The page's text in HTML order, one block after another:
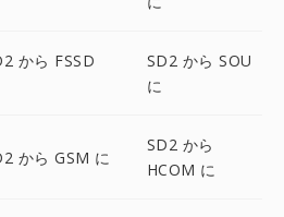
から FSSD
SD2 から SOU
に
から GSM に
SD2 から
HCOM に